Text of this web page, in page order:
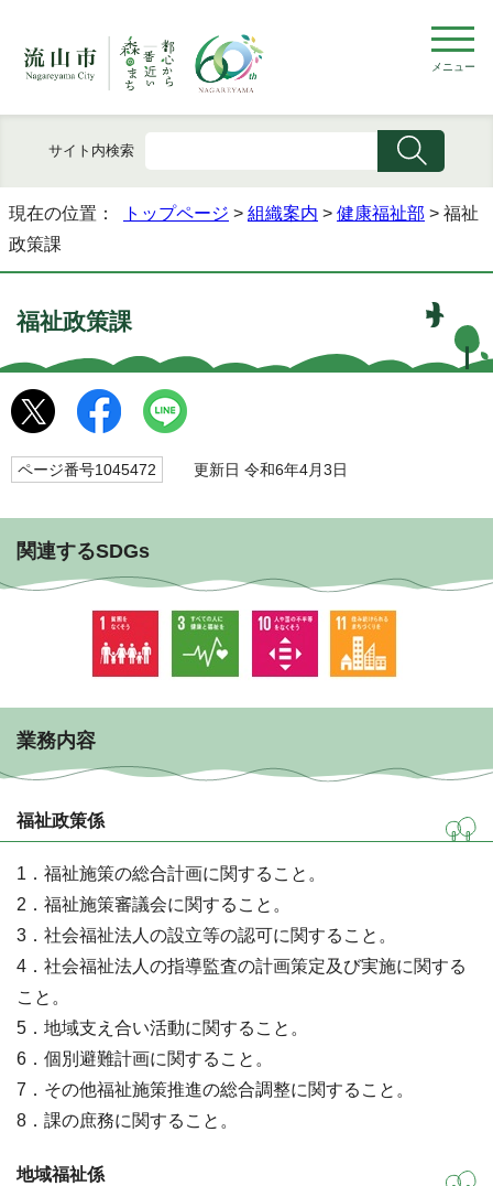
メニュー
サイト内検索
現在の位置： トップページ > 組織案内 > 健康福祉部 > 福祉
政策課
福祉政策課
ページ番号1045472 更新日 令和6年4月3日
関連するSDGs
業務内容
福祉政策係
1．福祉施策の総合計画に関すること。
2．福祉施策審議会に関すること。
3．社会福祉法人の設立等の認可に関すること。
4．社会福祉法人の指導監査の計画策定及び実施に関する
こと。
5．地域支え合い活動に関すること。
6．個別避難計画に関すること。
7．その他福祉施策推進の総合調整に関すること。
8．課の庶務に関すること。
地域福祉係